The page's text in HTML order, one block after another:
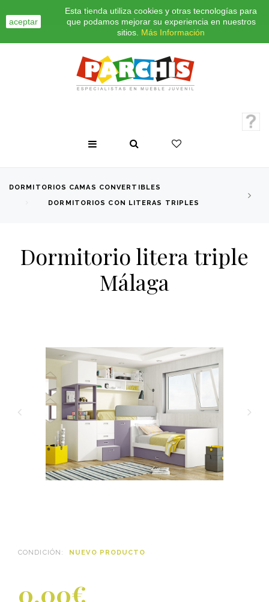
aceptar
Esta tienda utiliza cookies y otras tecnologías para
que podamos mejorar su experiencia en nuestros
sitios. Más Información
INICIO CONTACTO BLOG
DORMITORIOS CAMAS CONVERTIBLES
DORMITORIOS CON LITERAS TRIPLES
CONDICIÓN: NUEVO PRODUCTO
Dormitorio litera triple
Málaga
0,00€